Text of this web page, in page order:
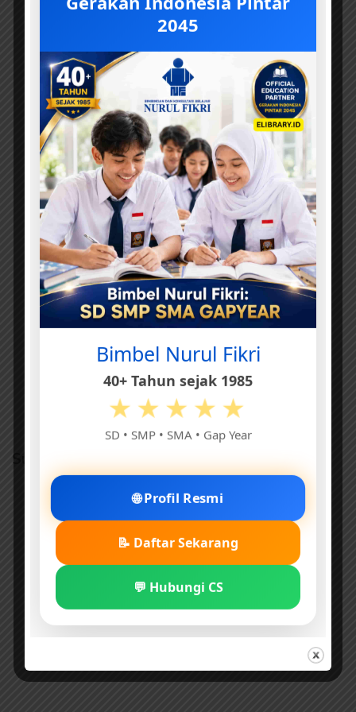
Sumber dan kontributor
Naskah: Kak Nurul Ihsan
Ilustrasi: Rachman/ebookanak.com
Cikal Aksara
Penyunting: elibrary.id
2045
Bimbel Nurul Fikri
40+ Tahun sejak 1985
★★★★★
SD • SMP • SMA • Gap Year
🌐 Profil Resmi
📝 Daftar Sekarang
💬 Hubungi CS